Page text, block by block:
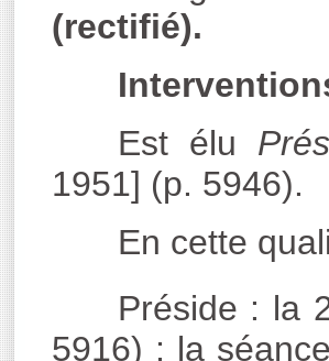
(rectifié).
Est élu
1951] (p. 5946).
En cette
Préside : la
5916) ; la